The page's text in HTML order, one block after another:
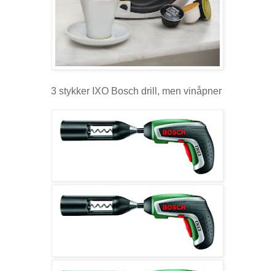
3 stykker IXO Bosch drill, men vinåpner